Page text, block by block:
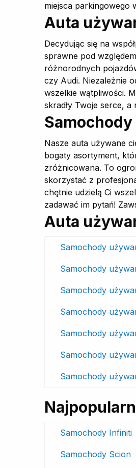
miejsca parkingowego
Auta
Decydując się na
sprawne pod
różnorodnych
czy Audi. Niezależnie
wszelkie wątpliwości.
skradły Twoje serce,
Nasze auta używane
bogaty asortyment,
zróżnicowana. To
skorzystać z
chętnie udzielą Ci
zadawać im pytań!
Auta
Samochody
Samochody
Samochody
Samochody
Samochody
Samochody
Samochody
Samochody Infiniti
Samochody Scion